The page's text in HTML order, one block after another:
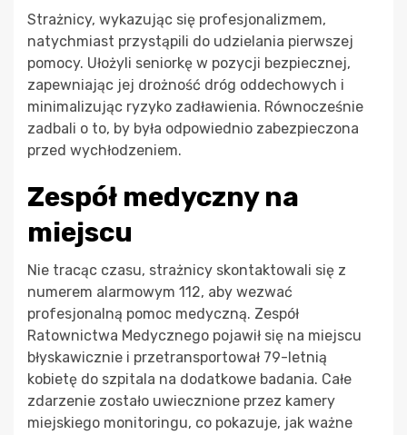
Strażnicy, wykazując się profesjonalizmem,
natychmiast przystąpili do udzielania pierwszej
pomocy. Ułożyli seniorkę w pozycji bezpiecznej,
zapewniając jej drożność dróg oddechowych i
minimalizując ryzyko zadławienia. Równocześnie
zadbali o to, by była odpowiednio zabezpieczona
przed wychłodzeniem.
Zespół medyczny na
miejscu
Nie tracąc czasu, strażnicy skontaktowali się z
numerem alarmowym 112, aby wezwać
profesjonalną pomoc medyczną. Zespół
Ratownictwa Medycznego pojawił się na miejscu
błyskawicznie i przetransportował 79-letnią
kobietę do szpitala na dodatkowe badania. Całe
zdarzenie zostało uwiecznione przez kamery
miejskiego monitoringu, co pokazuje, jak ważne